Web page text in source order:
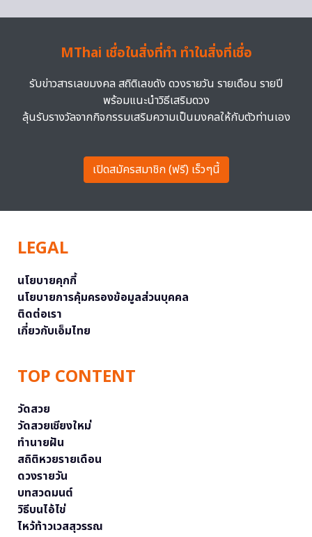
MThai เชื่อในสิ่งที่ทำ ทำในสิ่งที่เชื่อ
รับข่าวสารเลขมงคล สถิติเลขดัง ดวงรายวัน รายเดือน รายปี
พร้อมแนะนำวิธีเสริมดวง
ลุ้นรับรางวัลจากกิจกรรมเสริมความเป็นมงคลให้กับตัวท่านเอง
เปิดสมัครสมาชิก (ฟรี) เร็วๆนี้
LEGAL
นโยบายคุกกี้
นโยบายการคุ้มครองข้อมูลส่วนบุคคล
ติดต่อเรา
เกี่ยวกับเอ็มไทย
TOP CONTENT
วัดสวย
วัดสวยเชียงใหม่
ทำนายฝัน
สถิติหวยรายเดือน
ดวงรายวัน
บทสวดมนต์
วิธีบนไอ้ไข่
ไหว้ท้าวเวสสุวรรณ